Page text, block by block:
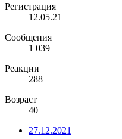
Регистрация
12.05.21
Сообщения
1 039
Реакции
288
Возраст
40
27.12.2021